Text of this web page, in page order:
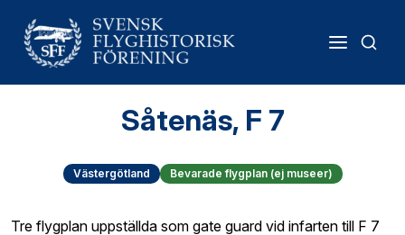
Såtenäs, F 7
Västergötland Bevarade flygplan (ej museer)
Tre flygplan uppställda som gate guard vid infarten till F 7